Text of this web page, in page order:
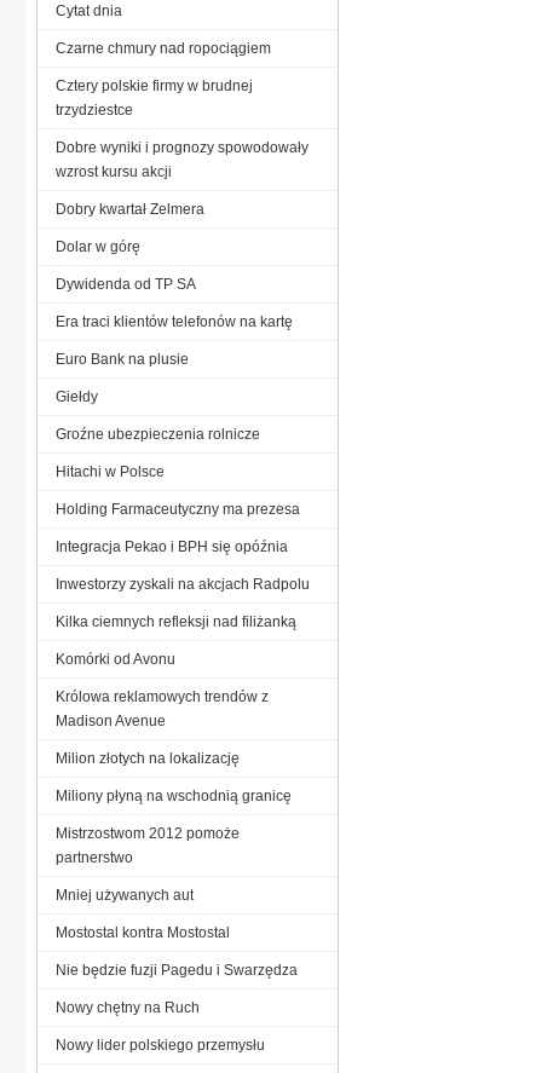
Cytat dnia
Czarne chmury nad ropociągiem
Cztery polskie firmy w brudnej
trzydziestce
Dobre wyniki i prognozy spowodowały
wzrost kursu akcji
Dobry kwartał Zelmera
Dolar w górę
Dywidenda od TP SA
Era traci klientów telefonów na kartę
Euro Bank na plusie
Giełdy
Groźne ubezpieczenia rolnicze
Hitachi w Polsce
Holding Farmaceutyczny ma prezesa
Integracja Pekao i BPH się opóźnia
Inwestorzy zyskali na akcjach Radpolu
Kilka ciemnych refleksji nad filiżanką
Komórki od Avonu
Królowa reklamowych trendów z
Madison Avenue
Milion złotych na lokalizację
Miliony płyną na wschodnią granicę
Mistrzostwom 2012 pomoże
partnerstwo
Mniej używanych aut
Mostostal kontra Mostostal
Nie będzie fuzji Pagedu i Swarzędza
Nowy chętny na Ruch
Nowy lider polskiego przemysłu